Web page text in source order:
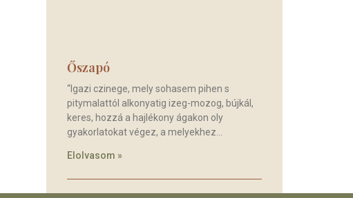
Őszapó
“Igazi czinege, mely sohasem pihen s
pitymalattól alkonyatig izeg-mozog, bújkál,
keres, hozzá a hajlékony ágakon oly
gyakorlatokat végez, a melyekhez
Elolvasom »